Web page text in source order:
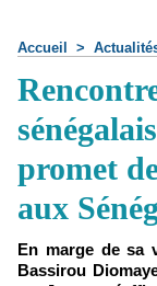
Accueil >
promet
aux
En marge de sa
Bassirou